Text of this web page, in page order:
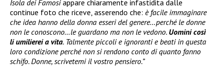
Isola dei Famosiappare chiaramente infastidita dalle
continue foto che riceve, asserendo che: è facile immaginare
che idea hanno della donna esseri del genere…perché le donne
non le conoscono…le guardano ma non le vedono. Uomini così
li umilierei a vita. Talmente piccoli e ignoranti e beati in questa
loro condizione perché non si rendono conto di quanto fanno
schifo. Donne, scrivetemi il vostro pensiero.”